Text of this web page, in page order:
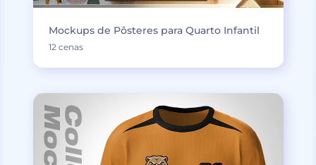
Mockups de Pôsteres para Quarto Infantil
12 cenas